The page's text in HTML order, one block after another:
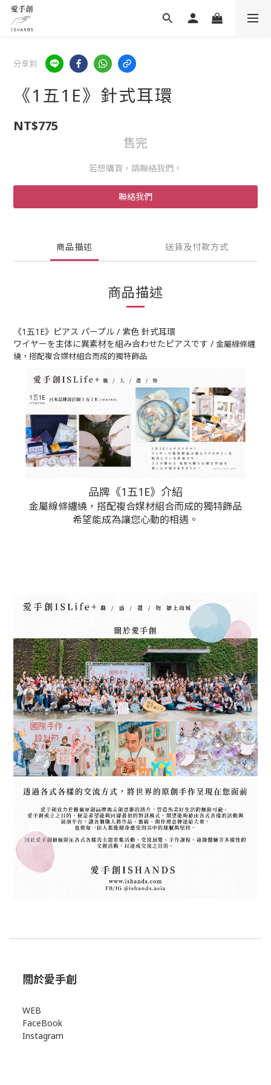
分享到
《1五1E》針式耳環
NT$775
售完
若想購買，請聯絡我們。
聯絡我們
商品描述 送貨及付款方式
商品描述
《1五1E》ピアス パープル / 紫色 針式耳環
ワイヤーを主体に異素材を組み合わせたピアスです / 金屬線條纏
繞，搭配複合媒材組合而成的獨特飾品
品牌《1五1E》介紹
金屬線條纏繞，搭配複合媒材組合而成的獨特飾品
希望能成為讓您心動的相遇。
關於愛手創
WEB
FaceBook
Instagram